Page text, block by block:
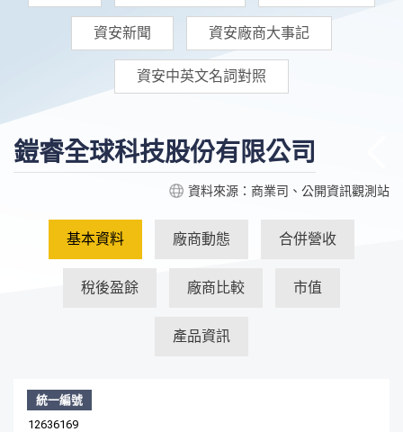
資安新聞 資安廠商大事記
資安中英文名詞對照
鎧睿全球科技股份有限公司
資料來源：商業司、公開資訊觀測站
基本資料 廠商動態 合併營收
稅後盈餘 廠商比較 市值
產品資訊
統一編號
12636169